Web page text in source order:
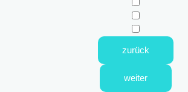
zurück
weiter